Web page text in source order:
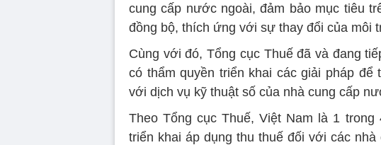
cung cấp nước ngoài, đảm bảo mục tiêu
đồng bộ, thích ứng với sự thay đổi của môi
Cùng với đó, Tổng cục Thuế đã và đang
có thẩm quyền triển khai các giải pháp
với dịch vụ kỹ thuật số của nhà cung cấp
Theo Tổng cục Thuế, Việt Nam là 1
triển khai áp dụng thu thuế đối với các